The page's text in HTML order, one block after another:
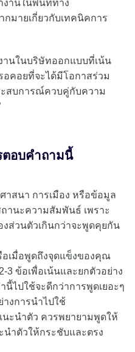
งานในพื้นที่ทาง
มายเกี่ยวกับเทคนิคการ
านในบริษัทออกแบบที่เน้น
คอยที่จะได้มีโอกาสร่วม
สบการณ์ควบคู่กับความ
ตอบคำถามนี้
าสนา การเมือง หรือข้อมูล
านะความสัมพันธ์ เพราะ
องส่วนตัวเกินกว่าจะพูดคุยกัน
เมื่อพูดถึงจุดแข็งของคุณ
3 ข้อเพื่อเน้นและยกตัวอย่าง
นี้ไปใช้จะดีกว่าการพูดเยอะๆ
งการนำไปใช้
ะนำตัว ควรพยายามพูดให้
นำตัวให้กระชับและตรง